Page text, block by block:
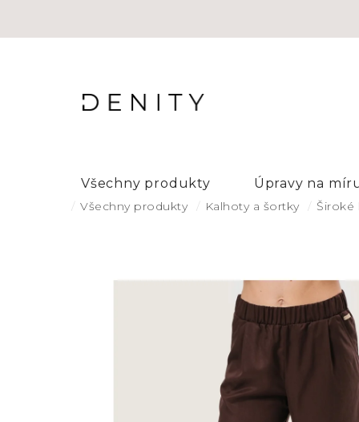
Všechny produkty Úpravy na
Domů
Všechny produkty Kalhoty a šortky Široké